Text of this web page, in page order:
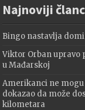
Najnoviji
Bingo nastavlja
Viktor Orban
u Mađarskoj
Amerikanci ne
dokazao da može
kilometara